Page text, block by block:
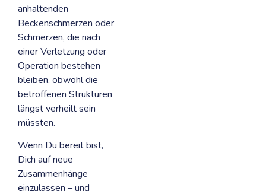
anhaltenden
Beckenschmerzen oder
Schmerzen, die nach
einer Verletzung oder
Operation bestehen
bleiben, obwohl die
betroffenen Strukturen
längst verheilt sein
müssten.
Wenn Du bereit bist,
Dich auf neue
Zusammenhänge
einzulassen – und